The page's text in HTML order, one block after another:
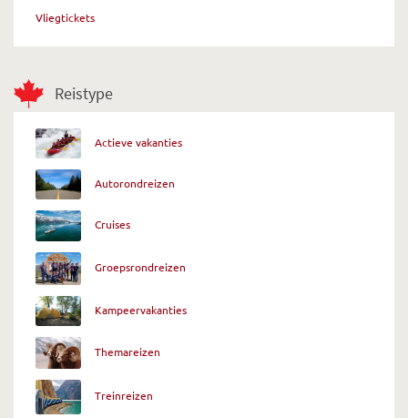
Vliegtickets
Reistype
Actieve vakanties
Autorondreizen
Cruises
Groepsrondreizen
Kampeervakanties
Themareizen
Treinreizen